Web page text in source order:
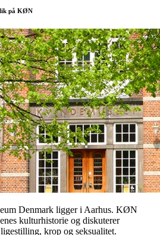
på KØN
Denmark ligger i Aarhus. KØN
kulturhistorie og diskuterer
krop og seksualitet.